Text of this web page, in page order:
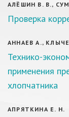
АЛЁШИН В. В.,
Проверка
АННАЕВ А.,
Технико-
применения
хлопчатника
АПРЯТКИНА Е. Н.